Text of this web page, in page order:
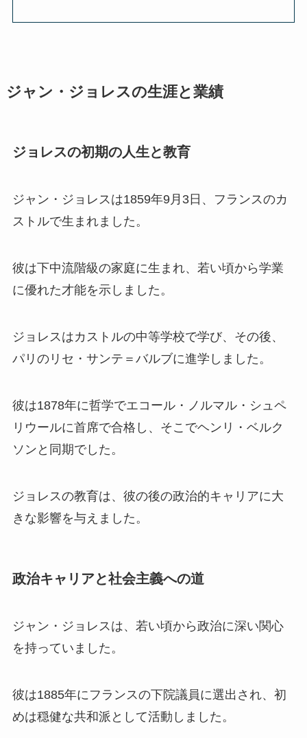
ジャン・ジョレスの生涯と業績
ジョレスの初期の人生と教育
ジャン・ジョレスは1859年9月3日、フランスのカ
ストルで生まれました。
彼は下中流階級の家庭に生まれ、若い頃から学業
に優れた才能を示しました。
ジョレスはカストルの中等学校で学び、その後、
パリのリセ・サンテ＝バルブに進学しました。
彼は1878年に哲学でエコール・ノルマル・シュペ
リウールに首席で合格し、そこでヘンリ・ベルク
ソンと同期でした。
ジョレスの教育は、彼の後の政治的キャリアに大
きな影響を与えました。
政治キャリアと社会主義への道
ジャン・ジョレスは、若い頃から政治に深い関心
を持っていました。
彼は1885年にフランスの下院議員に選出され、初
めは穏健な共和派として活動しました。